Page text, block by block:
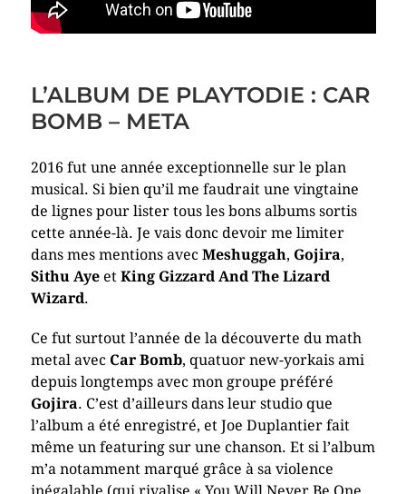
L’ALBUM DE PLAYTODIE : CAR
BOMB – META
2016 fut une année exceptionnelle sur le plan
musical. Si bien qu’il me faudrait une vingtaine
de lignes pour lister tous les bons albums sortis
cette année-là. Je vais donc devoir me limiter
dans mes mentions avec Meshuggah, Gojira,
Sithu Ayeet King Gizzard And The Lizard
Wizard.
Ce fut surtout l’année de la découverte du math
metal avec Car Bomb, quatuor new-yorkais ami
depuis longtemps avec mon groupe préféré
Gojira. C’est d’ailleurs dans leur studio que
l’album a été enregistré, et Joe Duplantier fait
même un featuring sur une chanson. Et si l’album
m’a notamment marqué grâce à sa violence